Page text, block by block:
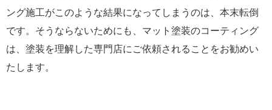
ング施工がこのような結果になってしまうのは、本末転倒
です。そうならないためにも、マット塗装のコーティング
は、塗装を理解した専門店にご依頼されることをお勧めい
たします。